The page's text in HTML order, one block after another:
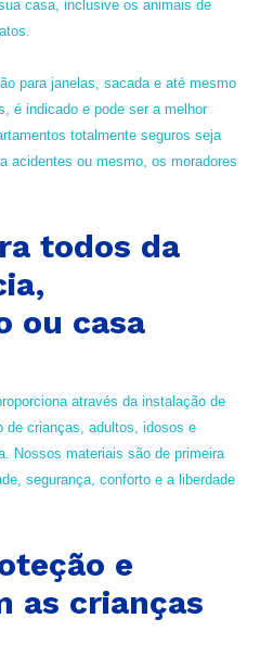
casa, inclusive os animais de
para janelas, sacada e até mesmo
é indicado e pode ser a melhor
totalmente seguros seja
acidentes ou mesmo, os moradores
todos da
ou casa
através da instalação de
de crianças, adultos, idosos e
Nossos materiais são de primeira
segurança, conforto e a liberdade
e
as crianças